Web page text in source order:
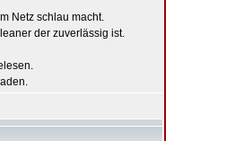
Netz schlau macht.
der zuverlässig ist.